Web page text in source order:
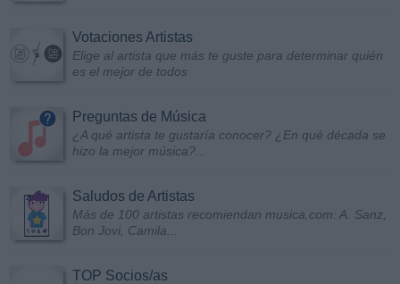
Votaciones Artistas
Elige al artista que más te guste para determinar quién
es el mejor de todos
Preguntas de Música
¿A qué artista te gustaría conocer? ¿En qué década se
hizo la mejor música?...
Saludos de Artistas
Más de 100 artistas recomiendan musica.com: A. Sanz,
Bon Jovi, Camila...
TOP Socios/as